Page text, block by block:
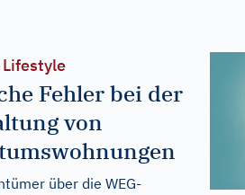
Lifestyle
Fehler bei der
von
über die WEG-